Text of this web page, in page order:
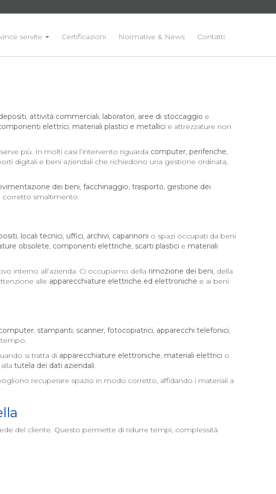
servite Certificazioni Normative & News Contatti
, attività commerciali, laboratori, aree di stoccaggio e
elettrici, materiali plastici e metallici e attrezzature non
più. In molti casi l’intervento riguarda computer, periferiche,
digitali e beni aziendali che richiedono una gestione ordinata,
dei beni, facchinaggio, trasporto, gestione dei
corretto smaltimento.
, locali tecnici, uffici, archivi, capannoni o spazi occupati da beni
obsolete, componenti elettriche, scarti plastici e materiali
interno all’azienda. Ci occupiamo della rimozione dei beni, della
alle apparecchiature elettriche ed elettroniche e ai beni
, stampanti, scanner, fotocopiatrici, apparecchi telefonici,
tempo.
si tratta di apparecchiature elettroniche, materiali elettrici o
tutela dei dati aziendali.
recuperare spazio in modo corretto, affidando i materiali a
del cliente. Questo permette di ridurre tempi, complessità